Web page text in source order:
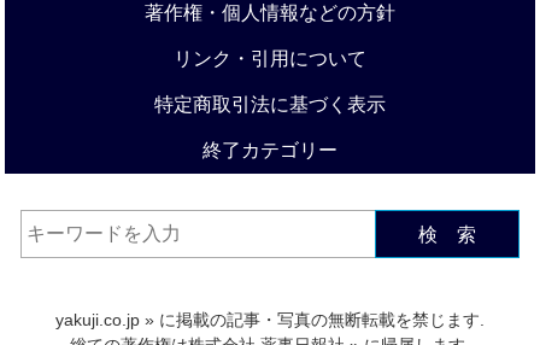
著作権・個人情報などの方針
リンク・引用について
特定商取引法に基づく表示
終了カテゴリー
検 索
yakuji.co.jp » に掲載の記事・写真の無断転載を禁じます.